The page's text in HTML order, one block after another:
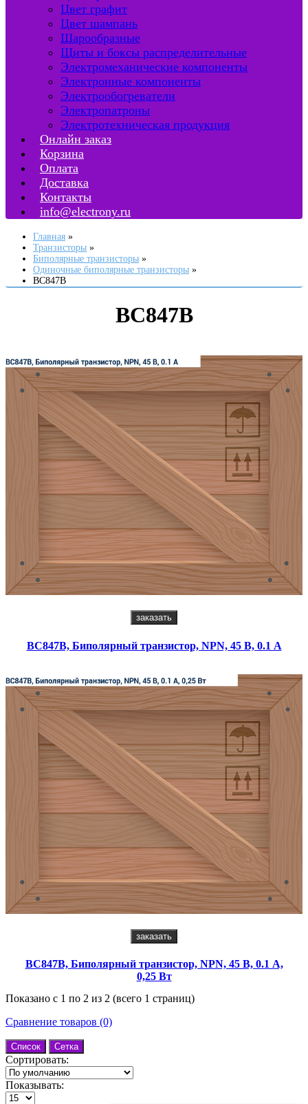
Цвет графит
Цвет шампань
Шарообразные
Щиты и боксы распределительные
Электромеханические компоненты
Электронные компоненты
Электрообогреватели
Электропатроны
Электротехническая продукция
Онлайн заказ
Корзина
Оплата
Доставка
Контакты
info@electrony.ru
Главная
Транзисторы
Биполярные транзисторы
Одиночные биполярные транзисторы
BC847B
BC847B
заказать
BC847B, Биполярный транзистор, NPN, 45 В, 0.1 А
заказать
BC847B, Биполярный транзистор, NPN, 45 В, 0.1 А,
0,25 Вт
Показано с 1 по 2 из 2 (всего 1 страниц)
Сравнение товаров (0)
Список Сетка
Сортировать:
Показывать: